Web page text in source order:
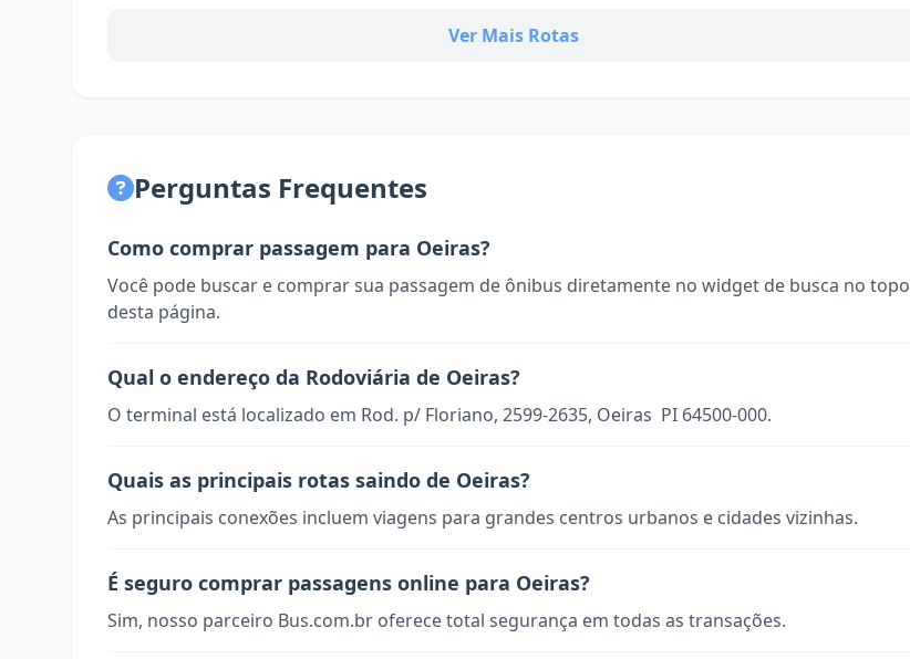
Ver Mais Rotas
Perguntas Frequentes
Como comprar passagem para Oeiras?
Você pode buscar e comprar sua passagem de ônibus diretamente no widget de busca no topo
desta página.
Qual o endereço da Rodoviária de Oeiras?
O terminal está localizado em Rod. p/ Floriano, 2599-2635, Oeiras  PI 64500-000.
Quais as principais rotas saindo de Oeiras?
As principais conexões incluem viagens para grandes centros urbanos e cidades vizinhas.
É seguro comprar passagens online para Oeiras?
Sim, nosso parceiro Bus.com.br oferece total segurança em todas as transações.